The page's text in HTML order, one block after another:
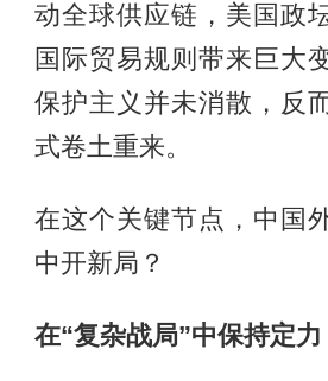
动全球供应链，美国政
国际贸易规则带来巨大
保护主义并未消散，反
式卷土重来。
在这个关键节点，中国
中开新局？
在“复杂战局”中保持定力